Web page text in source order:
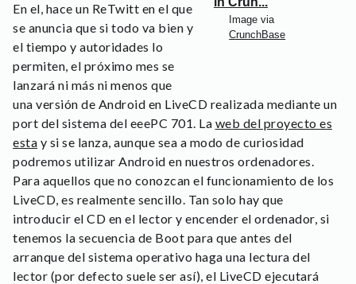
Image via
CrunchBase
En el, hace un ReTwitt en el que
se anuncia que si todo va bien y
el tiempo y autoridades lo
permiten, el próximo mes se
lanzará ni más ni menos que
una versión de Android en LiveCD realizada mediante un
port del sistema del eeePC 701. La web del proyecto es
esta y si se lanza, aunque sea a modo de curiosidad
podremos utilizar Android en nuestros ordenadores.
Para aquellos que no conozcan el funcionamiento de los
LiveCD, es realmente sencillo. Tan solo hay que
introducir el CD en el lector y encender el ordenador, si
tenemos la secuencia de Boot para que antes del
arranque del sistema operativo haga una lectura del
lector (por defecto suele ser así), el LiveCD ejecutará